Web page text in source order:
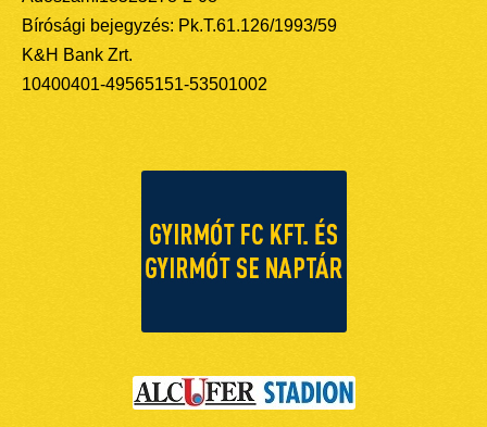
Bírósági bejegyzés: Pk.T.61.126/1993/59
K&H Bank Zrt.
10400401-49565151-53501002